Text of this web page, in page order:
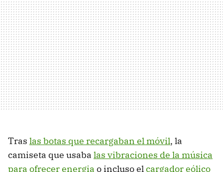
Tras las botas que recargaban el móvil, la
camiseta que usaba las vibraciones de la música
para ofrecer energia o incluso elcargador eólico